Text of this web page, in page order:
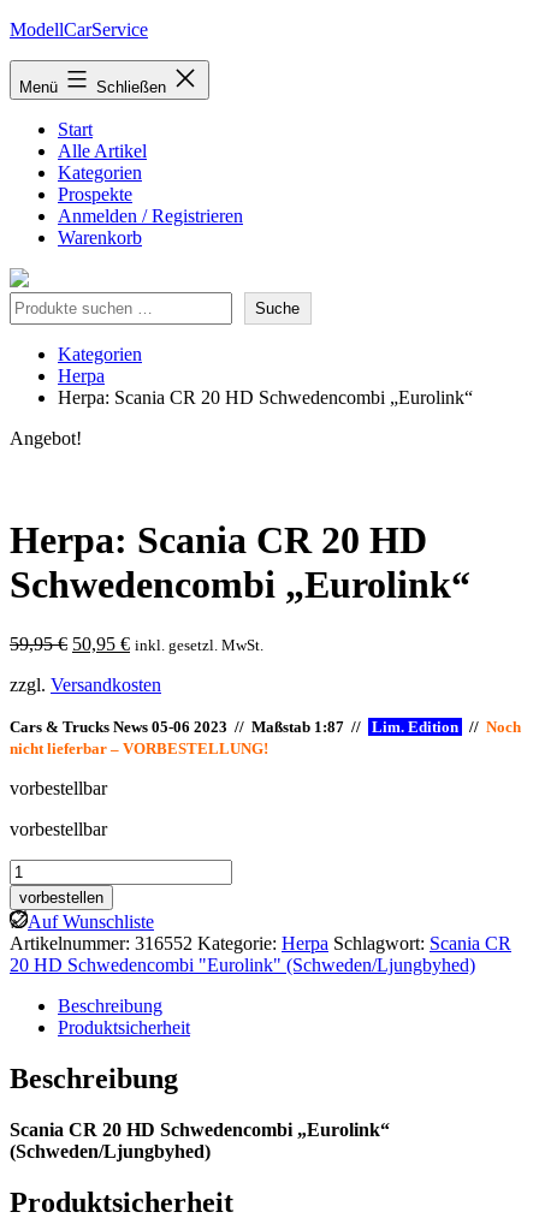
Zum
springen
ModellCarService
Menü Schließen
Start
Alle Artikel
Kategorien
Prospekte
Anmelden / Registrieren
Warenkorb
Suche Suche
Kategorien
Herpa
Herpa: Scania CR 20 HD Schwedencombi „Eurolink“
Angebot!
Herpa: Scania CR 20 HD
Schwedencombi „Eurolink“
59,95€ Ursprünglicher
war:
50,95 €Aktueller
ist:
inkl. gesetzl. MwSt.
zzgl. Versandkosten
Cars & Trucks News 05-06 2023 // Maßstab 1:87 // Lim. Edition // Noch
nicht lieferbar – VORBESTELLUNG!
vorbestellbar
vorbestellbar
Herpa:
Scania
CR
20
HD
Schwedencombi
"Eurolink"
Menge
vorbestellen
Auf Wunschliste
Artikelnummer: 316552 Kategorie: Herpa Schlagwort: Scania CR
20 HD Schwedencombi "Eurolink" (Schweden/Ljungbyhed)
Beschreibung
Produktsicherheit
Beschreibung
Scania CR 20 HD Schwedencombi „Eurolink“
(Schweden/Ljungbyhed)
Produktsicherheit